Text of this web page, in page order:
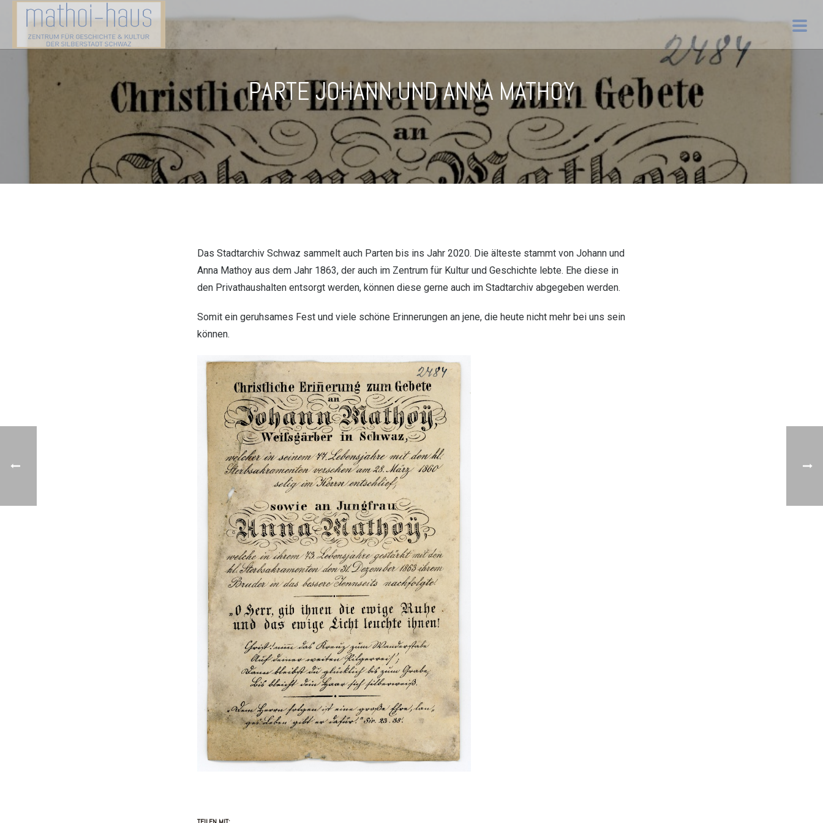
PARTE JOHANN UND ANNA MATHOY
Das Stadtarchiv Schwaz sammelt auch Parten bis ins Jahr 2020. Die älteste stammt von Johann und
Anna Mathoy aus dem Jahr 1863, der auch im Zentrum für Kultur und Geschichte lebte. Ehe diese in
den Privathaushalten entsorgt werden, können diese gerne auch im Stadtarchiv abgegeben werden.
Somit ein geruhsames Fest und viele schöne Erinnerungen an jene, die heute nicht mehr bei uns sein
können.